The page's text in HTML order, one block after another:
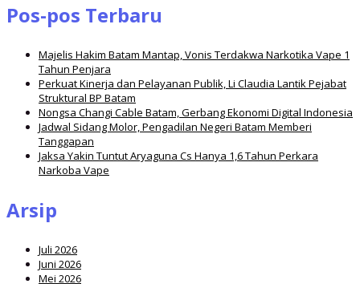
Pos-pos Terbaru
Majelis Hakim Batam Mantap, Vonis Terdakwa Narkotika Vape 1
Tahun Penjara
Perkuat Kinerja dan Pelayanan Publik, Li Claudia Lantik Pejabat
Struktural BP Batam
Nongsa Changi Cable Batam, Gerbang Ekonomi Digital Indonesia
Jadwal Sidang Molor, Pengadilan Negeri Batam Memberi
Tanggapan
Jaksa Yakin Tuntut Aryaguna Cs Hanya 1,6 Tahun Perkara
Narkoba Vape
Arsip
Juli 2026
Juni 2026
Mei 2026